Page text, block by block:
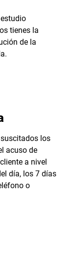
tienes la
de la
los
acuso de
a nivel
día, los 7 días
o